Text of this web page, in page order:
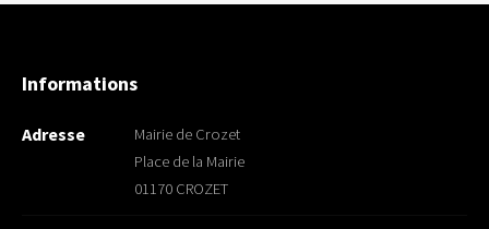
Informations
Adresse
Mairie de Crozet
Place de la Mairie
01170 CROZET